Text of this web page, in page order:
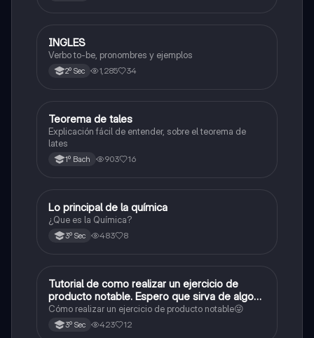
Inglés
INGLES
Verbo to-be, pronombres y ejemplos
2º Sec 1,285 34
Matemáticas
Teorema de tales
Explicación fácil de entender, sobre el teorema de
lates
1º Bach 903 16
Química
Lo principal de la química
¿Que es la Química?
3º Sec 483 8
Matemáticas
Tutorial de como realizar un ejercicio de
producto notable. Espero que sirva de algo💕
😜
Cómo realizar un ejercicio de producto notable😜
3º Sec 423 12